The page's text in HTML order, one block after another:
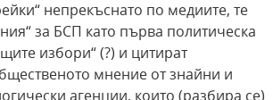
непрекъснато по медиите, те
за БСП като първа политическа
избори“ (?) и цитират
мнение от знайни и
агенции, които (разбира се)